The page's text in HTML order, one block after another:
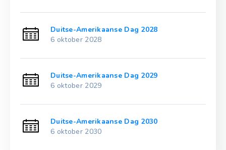
Duitse-Amerikaanse Dag 2028
6 oktober 2028
Duitse-Amerikaanse Dag 2029
6 oktober 2029
Duitse-Amerikaanse Dag 2030
6 oktober 2030